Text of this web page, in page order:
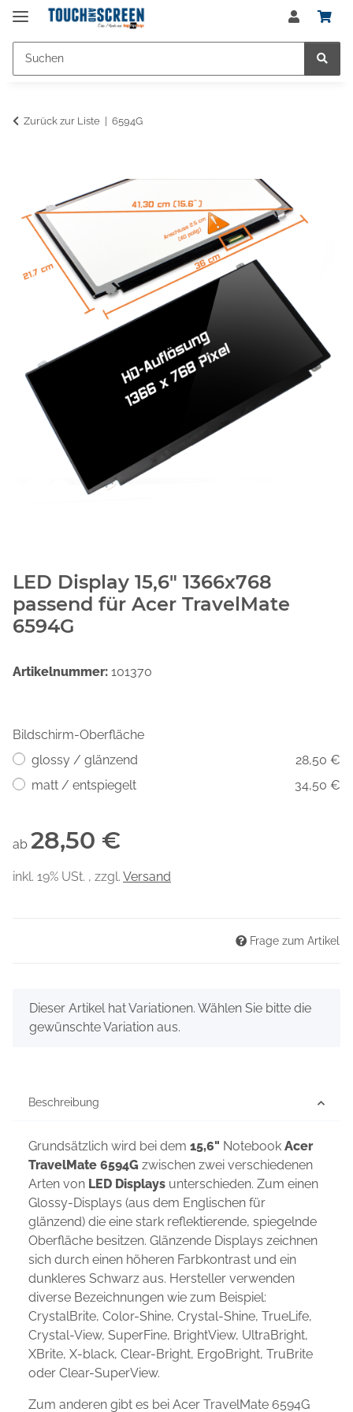
Zurück zur Liste 6594G
LED Display 15,6" 1366x768
passend für Acer TravelMate
6594G
Artikelnummer: 101370
Bildschirm-Oberfläche
glossy / glänzend
28,50 €
matt / entspiegelt
34,50 €
ab 28,50 €
inkl. 19% USt. , zzgl. Versand
Frage zum Artikel
x
Dieser Artikel hat Variationen. Wählen Sie bitte die
gewünschte Variation aus.
Beschreibung
Grundsätzlich wird bei dem 15,6" Notebook Acer
TravelMate 6594G zwischen zwei verschiedenen
Arten von LED Displays unterschieden. Zum einen
Glossy-Displays (aus dem Englischen für
glänzend) die eine stark reflektierende, spiegelnde
Oberfläche besitzen. Glänzende Displays zeichnen
sich durch einen höheren Farbkontrast und ein
dunkleres Schwarz aus. Hersteller verwenden
diverse Bezeichnungen wie zum Beispiel:
CrystalBrite, Color-Shine, Crystal-Shine, TrueLife,
Crystal-View, SuperFine, BrightView, UltraBright,
XBrite, X-black, Clear-Bright, ErgoBright, TruBrite
oder Clear-SuperView.
Zum anderen gibt es bei Acer TravelMate 6594G